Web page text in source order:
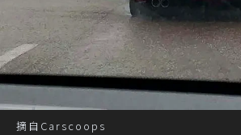
摘自Carscoops